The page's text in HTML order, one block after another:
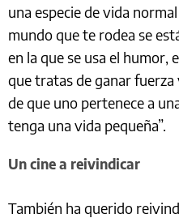
una especie de vida
mundo que te rodea se
en la que se usa el humor,
que tratas de ganar
de que uno pertenece a
tenga una vida pequeña”.
Un cine a reivindicar
También ha querido